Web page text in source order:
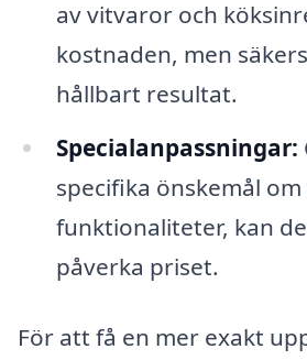
av vitvaror och
kostnaden, men
hållbart resultat.
Specialanpassningar:
specifika önskemål
funktionaliteter, kan
påverka priset.
För att få en mer exakt